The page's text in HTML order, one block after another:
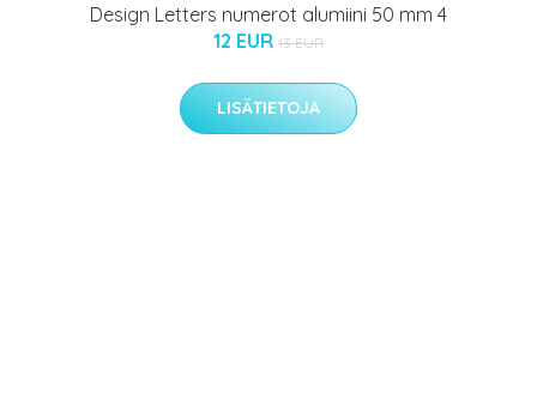
Design Letters numerot alumiini 50 mm 4
12 EUR 13 EUR
LISÄTIETOJA